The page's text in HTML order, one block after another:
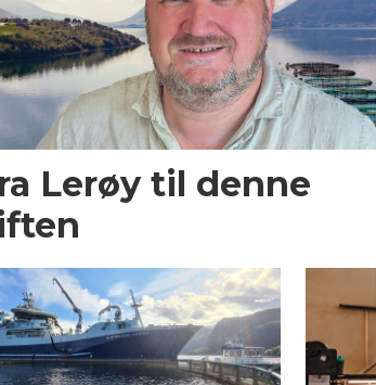
Lerøy til denne